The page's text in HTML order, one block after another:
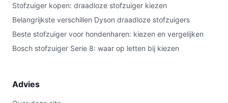
Stofzuiger kopen: draadloze stofzuiger kiezen
Belangrijkste verschillen Dyson draadloze stofzuigers
Beste stofzuiger voor hondenharen: kiezen en vergelijken
Bosch stofzuiger Serie 8: waar op letten bij kiezen
Advies